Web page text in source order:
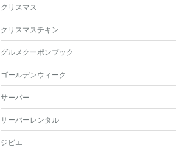
クリスマス
クリスマスチキン
グルメクーポンブック
ゴールデンウィーク
サーバー
サーバーレンタル
ジビエ